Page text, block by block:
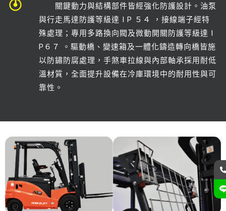
關鍵動力與結構部件皆經強化防護設計。油泵
與行走馬達防護等級達 I P ５４ ，接線端子經特
殊處理；專用多路換向閥及微動開關防護等級達 I
P６７ 。驅動橋、變速箱及一體化鑄造轉向橋皆施
以防鏽防腐處理，手煞車拉線與內部軸承採用耐低
溫材質，全面提升設備在冷庫環境中的耐用性與可
靠性。